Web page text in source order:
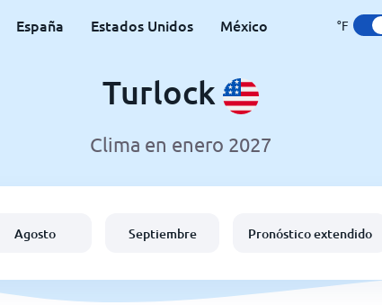
España Estados Unidos México °F
Turlock
Clima en enero 2027
Agosto Septiembre Pronóstico extendido